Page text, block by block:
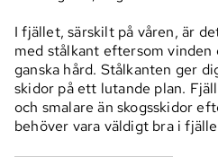
I fjället, särskilt på våren, är
med stålkant eftersom vinden
ganska hård. Stålkanten ger
skidor på ett lutande plan.
och smalare än skogsskidor
behöver vara väldigt bra i